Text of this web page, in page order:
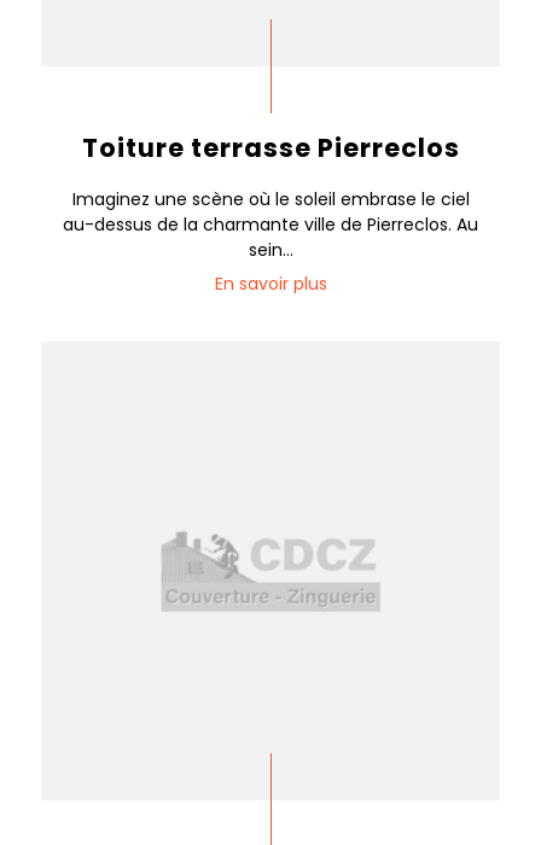
Toiture terrasse Pierreclos
Imaginez une scène où le soleil embrase le ciel
au-dessus de la charmante ville de Pierreclos. Au
sein...
En savoir plus